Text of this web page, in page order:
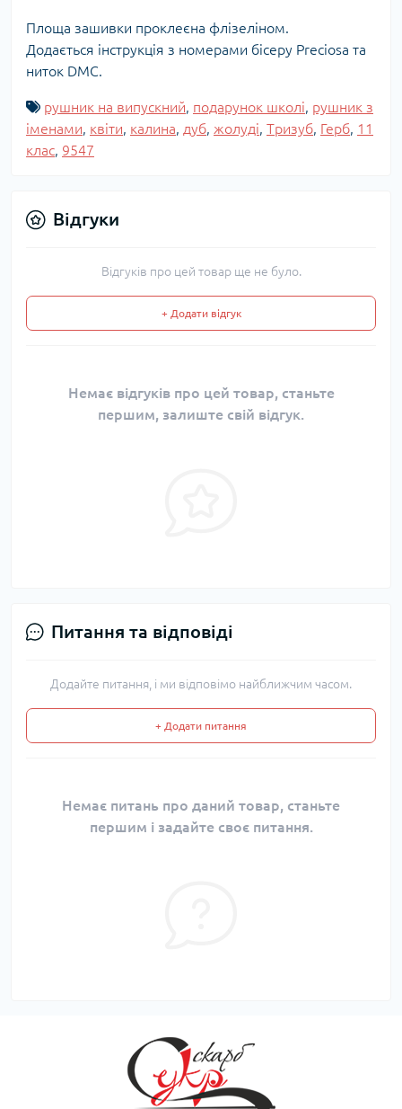
Площа зашивки проклеєна флізеліном.
Додається інструкція з номерами бісеру Preciosa та
ниток DMC.
рушник на випускний, подарунок школі, рушник з
іменами, квіти, калина, дуб, жолуді, Тризуб, Герб, 11
клас, 9547
Відгуки
Відгуків про цей товар ще не було.
+ Додати відгук
Немає відгуків про цей товар, станьте
першим, залиште свій відгук.
Питання та відповіді
Додайте питання, і ми відповімо найближчим часом.
+ Додати питання
Немає питань про даний товар, станьте
першим і задайте своє питання.